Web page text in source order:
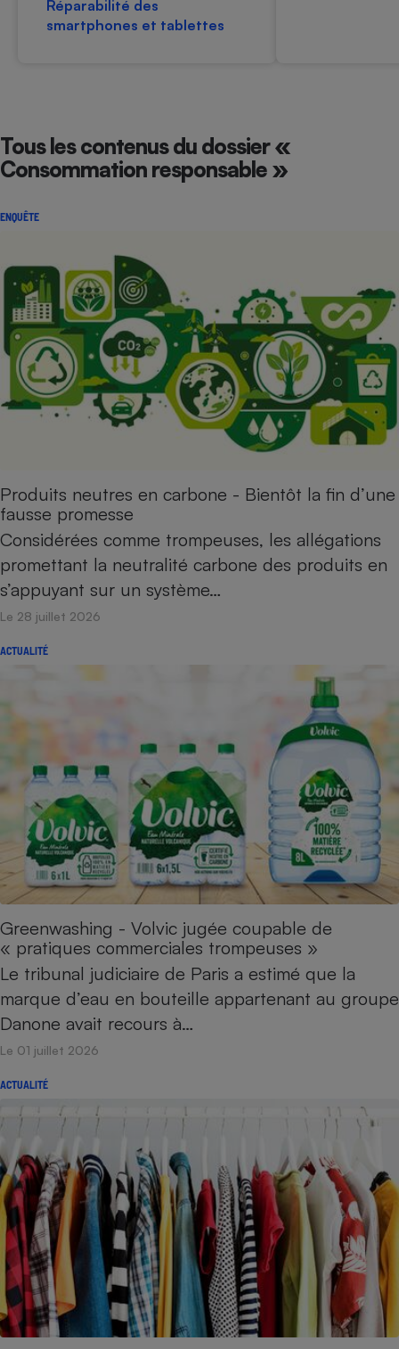
Réparabilité des
smartphones et tablettes
Tous les contenus du dossier «
Consommation responsable »
ENQUÊTE
Produits neutres en carbone - Bientôt la fin d’une
fausse promesse
Considérées comme trompeuses, les allégations
promettant la neutralité carbone des produits en
s’appuyant sur un système…
Le 28 juillet 2026
ACTUALITÉ
Greenwashing - Volvic jugée coupable de
« pratiques commerciales trompeuses »
Le tribunal judiciaire de Paris a estimé que la
marque d’eau en bouteille appartenant au groupe
Danone avait recours à…
Le 01 juillet 2026
ACTUALITÉ
Petit électroménager -
Plaque de cuisson à
induction
Cafetière à expressos
Robot ménager
Téléphone mobile -
Smartphone
Matelas
Radiateur électrique
Climatiseur -
Ventilateur